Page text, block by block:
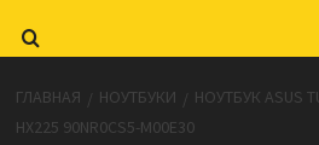
ГЛАВНАЯ НОУТБУКИ
НОУТБУК ASUS
HX225 90NR0CS5-M00E30